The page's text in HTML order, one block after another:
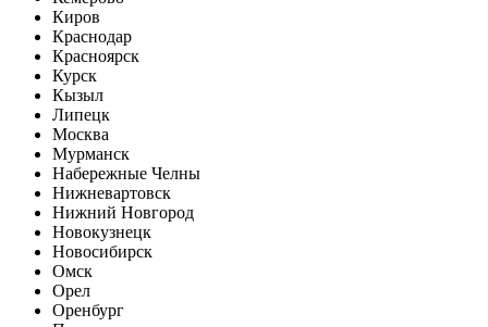
Киров
Краснодар
Красноярск
Курск
Кызыл
Липецк
Москва
Мурманск
Набережные Челны
Нижневартовск
Нижний Новгород
Новокузнецк
Новосибирск
Омск
Орел
Оренбург